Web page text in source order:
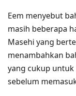
Eem menyebut
masih beberapa
Masehi yang
menambahkan
yang cukup
sebelum